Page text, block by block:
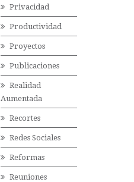
Privacidad
Productividad
Proyectos
Publicaciones
Realidad
Aumentada
Recortes
Redes Sociales
Reformas
Reuniones